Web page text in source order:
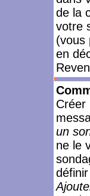
de la
votre
(vous
en
Créer
un
ne le